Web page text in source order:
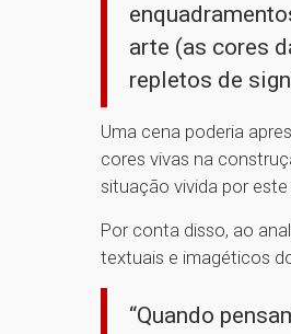
arte (as cores
repletos de
Uma cena poderia
cores vivas na
situação vivida por
Por conta disso, ao
textuais e imagéticos
“Quando